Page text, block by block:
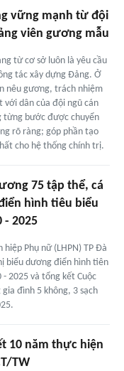
vững mạnh từ đội
viên gương mẫu
từ cơ sở luôn là yêu cầu
tác xây dựng Đảng. Ở
nêu gương, trách nhiệm
với dân của đội ngũ cán
từng bước được chuyển
rõ ràng; góp phần tạo
cho hệ thống chính trị.
75 tập thể, cá
hình tiêu biểu
- 2025
hiệp Phụ nữ (LHPN) TP Đà
biểu dương điển hình tiên
2025 và tổng kết Cuộc
đình 5 không, 3 sạch
10 năm thực hiện
TW